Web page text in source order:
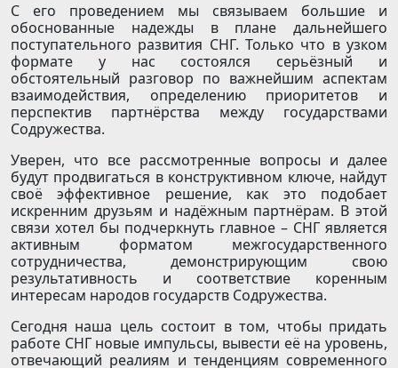
С его проведением мы связываем большие и
обоснованные надежды в плане дальнейшего
поступательного развития СНГ. Только что в узком
формате у нас состоялся серьёзный и
обстоятельный разговор по важнейшим аспектам
взаимодействия, определению приоритетов и
перспектив партнёрства между государствами
Содружества.
Уверен, что все рассмотренные вопросы и далее
будут продвигаться в конструктивном ключе, найдут
своё эффективное решение, как это подобает
искренним друзьям и надёжным партнёрам. В этой
связи хотел бы подчеркнуть главное – СНГ является
активным форматом межгосударственного
сотрудничества, демонстрирующим свою
результативность и соответствие коренным
интересам народов государств Содружества.
Сегодня наша цель состоит в том, чтобы придать
работе СНГ новые импульсы, вывести её на уровень,
отвечающий реалиям и тенденциям современного